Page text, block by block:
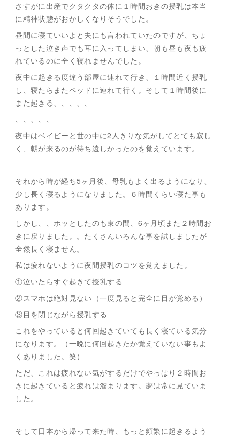
さすがに出産でクタクタの体に１時間おきの授乳は本当
に精神状態がおかしくなりそうでした。
昼間に寝ていいよと夫にも言われていたのですが、ちょ
っとした泣き声でも耳に入ってしまい、朝も昼も夜も疲
れているのに全く寝れませんでした。
夜中に起きる度違う部屋に連れて行き、１時間近く授乳
し、寝たらまたベッドに連れて行く。そして１時間後に
また起きる、、、、、
、、、、、
夜中はベイビーと世の中に2人きりな気がしてとても寂し
く、朝が来るのが待ち遠しかったのを覚えています。
それから時が経ち5ヶ月後、母乳もよく出るようになり、
少し長く寝るようになりました。６時間くらい寝た事も
あります。
しかし、、ホッとしたのも束の間、6ヶ月頃また２時間お
きに戻りました。。たくさんいろんな事を試しましたが
全然長く寝ません。
私は疲れないように夜間授乳のコツを覚えました。
①泣いたらすぐ起きて授乳する
②スマホは絶対見ない（一度見ると完全に目が覚める）
③目を閉じながら授乳する
これをやっていると何回起きていても長く寝ている気分
になります。（一晩に何回起きたか覚えていない事もよ
くありました。笑）
ただ、これは疲れない気がするだけでやっぱり２時間お
きに起きていると疲れは溜まります。夢は常に見ていま
した。
そして日本から帰って来た時、もっと頻繁に起きるよう